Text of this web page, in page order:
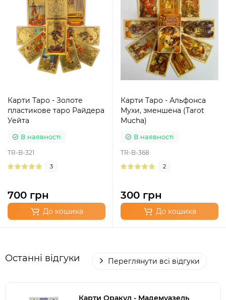
Карти Таро - Золоте
пластикове таро Райдера
Уейта
В наявності
TR-B-321
3
700 грн
До кошика
Карти Таро - Альфонса
Мухи, зменшена (Tarot
Mucha)
В наявності
TR-B-368
2
300 грн
До кошика
Останні відгуки Переглянути всі відгуки
Карти Оракул - Мадемуазель